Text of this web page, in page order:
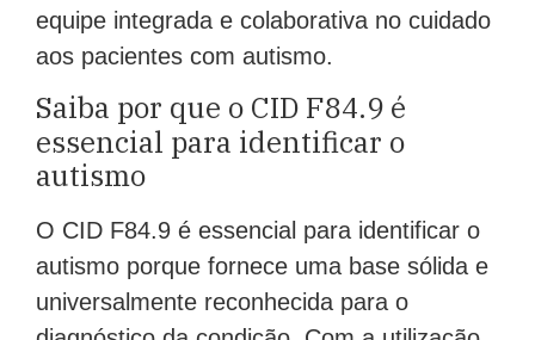
equipe integrada e colaborativa no cuidado
aos pacientes com autismo.
Saiba por que o CID F84.9 é
essencial para identificar o
autismo
O CID F84.9 é essencial para identificar o
autismo porque fornece uma base sólida e
universalmente reconhecida para o